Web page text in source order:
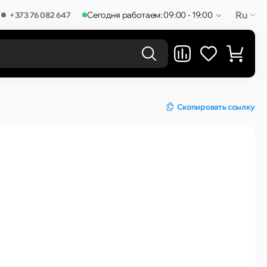
+373 76 082 647 Сегодня работаем: 09:00 - 19:00 Ru
Скопировать ссылку